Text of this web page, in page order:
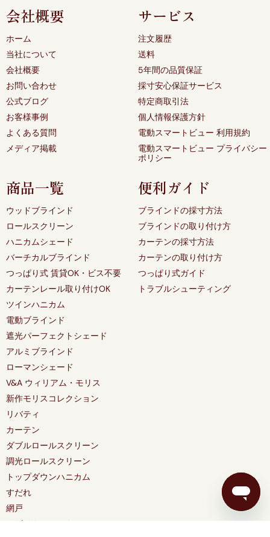
会社概要
ホーム
当社について
会社概要
お問い合わせ
公式ブログ
お客様事例
よくある質問
メディア掲載
サービス
注文履歴
送料
5年間の品質保証
採寸安心保証サービス
特定商取引法
個人情報保護方針
電動スマートビュー 利用規約
電動スマートビュー プライバシー
ポリシー
商品一覧
ウッドブラインド
ロールスクリーン
ハニカムシェード
バーチカルブラインド
つっぱり式 賃貸OK・ビス不要
カーテンレール取り付けOK
ツインハニカム
電動ブラインド
遮光パーフェクトシェード
アルミブラインド
ローマンシェード
V&A ウィリアム・モリス
新作モリスコレクション
リバティ
カーテン
ダブルロールスクリーン
調光ロールスクリーン
トップダウンハニカム
すだれ
網戸
デザイナーコレクション
便利ガイド
ブラインドの採寸方法
ブラインドの取り付け方
カーテンの採寸方法
カーテンの取り付け方
つっぱり式ガイド
トラブルシューティング